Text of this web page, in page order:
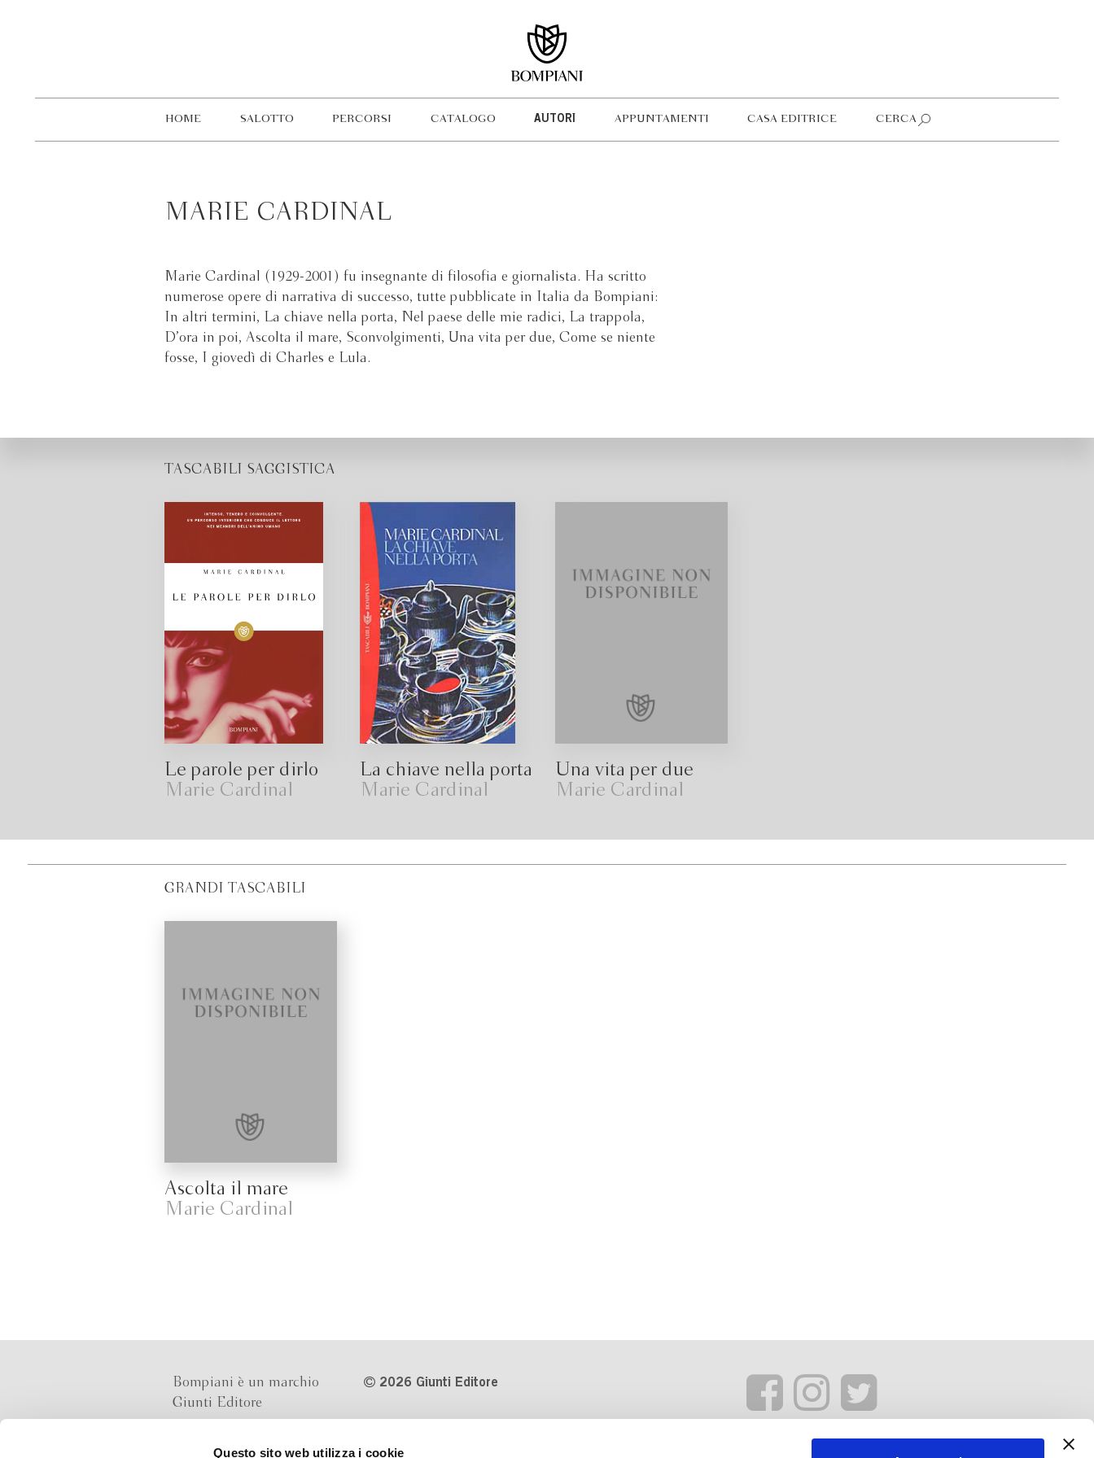
Questo sito web utilizza i cookie
HOME SALOTTO PERCORSI CATALOGO AUTORI APPUNTAMENTI CASA EDITRICE CERCA
MARIE CARDINAL
Marie Cardinal (1929-2001) fu insegnante di filosofia e giornalista. Ha scritto
numerose opere di narrativa di successo, tutte pubblicate in Italia da Bompiani:
In altri termini, La chiave nella porta, Nel paese delle mie radici, La trappola,
D’ora in poi, Ascolta il mare, Sconvolgimenti, Una vita per due, Come se niente
fosse, I giovedì di Charles e Lula.
TASCABILI SAGGISTICA
Le parole per dirlo
Marie Cardinal
La chiave nella porta
Marie Cardinal
Una vita per due
Marie Cardinal
GRANDI TASCABILI
Ascolta il mare
Marie Cardinal
Bompiani è un marchio
Giunti Editore
2026 Giunti Editore